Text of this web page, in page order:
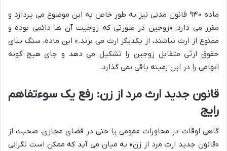
ماده ۹۴۰ قانون مدنی نیز به طور خاص به این موضوع می پردازد و
مقرر می دارد: «زوجین در صورتی که زوجیت آن ها دائمی بوده و
ممنوع از ارث نباشند، از یکدیگر ارث می برند.» این ماده، سنگ بنای
حقوق ارثی متقابل زوجین را تشکیل می دهد و جای هیچ گونه
ابهامی را در این زمینه باقی نمی گذارد.
قانون جدید ارث مرد از زن: رفع یک سوءتفاهم
رایج
گاهی اوقات در محاورات عمومی یا حتی در فضای مجازی، صحبت از
«قانون جدید ارث مرد از زن» به میان می آید که ممکن است نگرانی